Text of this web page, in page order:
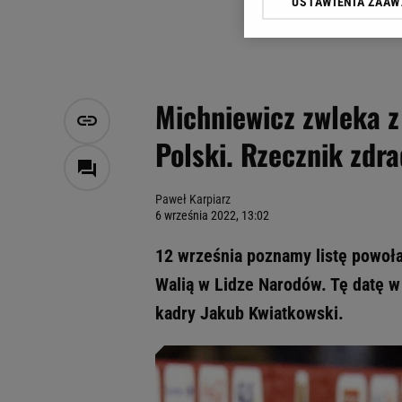
Michniewicz zwleka
Polski. Rzecznik
Paweł Karpiarz
6 września 2022, 13:02
12 września poznamy listę
Walią w Lidze Narodów. Tę datę
kadry Jakub Kwiatkowski.
Klikając „Akceptuję”
Zaufanych Partnerów i
My, nasi Zaufani
Przechowywanie